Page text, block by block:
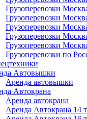
Грузоперевозки
Грузоперевозки
Грузоперевозки
Грузоперевозки
Грузоперевозки
Грузоперевозки по
Автовышки
Аренда автовышки
Автокрана
Аренда автокрана
Аренда Автокрана 14